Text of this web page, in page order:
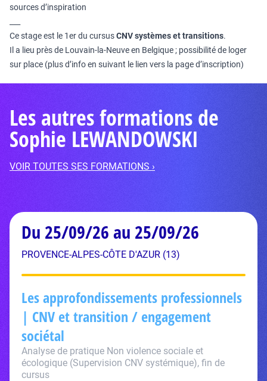
sources d’inspiration
Ce stage est le 1er du cursusCNV systèmes et transitions.
Il a lieu près de Louvain-la-Neuve en Belgique ; possibilité de loger
sur place (plus d’info en suivant le lien vers la page d’inscription)
Les autres formations de
Sophie LEWANDOWSKI
VOIR TOUTES SES FORMATIONS ›
Du 25/09/26 au 25/09/26
PROVENCE-ALPES-CÔTE D'AZUR (13)
Les approfondissements professionnels
| CNV et transition / engagement
sociétal
Analyse de pratique Non violence sociale et
écologique (Supervision CNV systémique), fin de
cursus